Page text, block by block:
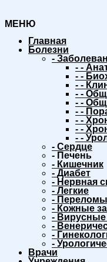
МЕНЮ
Главная
Болезни
-
- -
- -
- -
- -
- -
- -
- -
- -
- -
- Сердце
- Печень
- Кишечник
- Диабет
- Нервная
- Легкие
-
- Кожные
- Вирусные
-
-
-
Врачи